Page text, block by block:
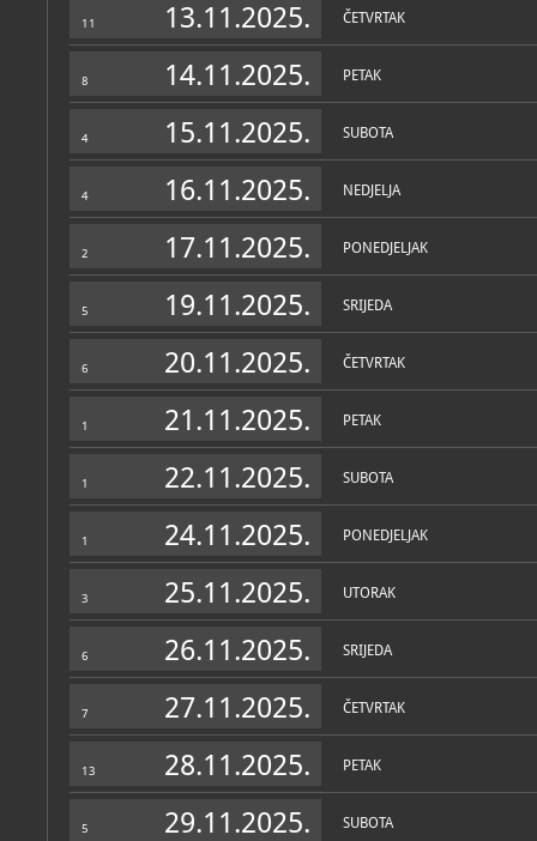
11 13.11.2025. ČETVRTAK
8 14.11.2025. PETAK
4 15.11.2025. SUBOTA
4 16.11.2025. NEDJELJA
2 17.11.2025. PONEDJELJAK
5 19.11.2025. SRIJEDA
6 20.11.2025. ČETVRTAK
1 21.11.2025. PETAK
1 22.11.2025. SUBOTA
1 24.11.2025. PONEDJELJAK
3 25.11.2025. UTORAK
6 26.11.2025. SRIJEDA
7 27.11.2025. ČETVRTAK
13 28.11.2025. PETAK
5 29.11.2025. SUBOTA